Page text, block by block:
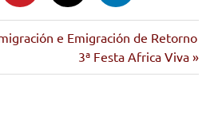
e Emigración de Retorno
Siguiente
entrada:
3ª Festa Africa Viva